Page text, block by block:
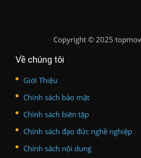
Copyright © 2025
Về chúng tôi
Giới Thiệu
Chính sách bảo mật
Chính sách biên tập
Chính sách đạo đức nghề nghiệp
Chính sách nội dung